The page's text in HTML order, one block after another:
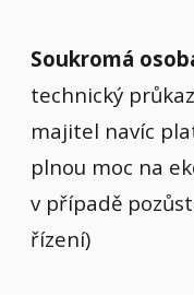
Soukromá
technický
majitel navíc
plnou moc na
v případě
řízení)